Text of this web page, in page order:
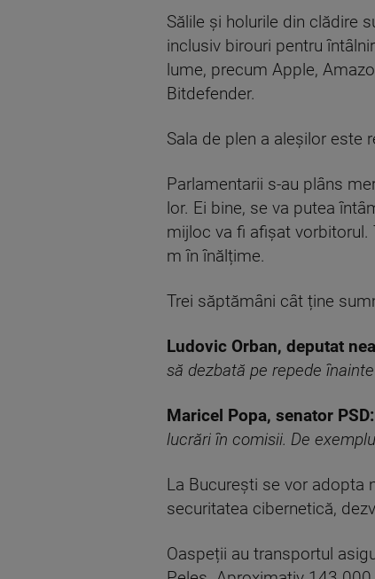
Sălile și holurile din clădire
inclusiv birouri pentru
lume, precum Apple,
Bitdefender.
Sala de plen a aleșilor este
Parlamentarii s-au plâns
lor. Ei bine, se va putea
mijloc va fi afișat vorbitorul.
m în înălțime.
Trei săptămâni cât ține
Ludovic Orban, deputat
să dezbată pe repede
Maricel Popa, senator PSD:
lucrări în comisii. De
La București se vor adopta
securitatea cibernetică,
Oaspeții au transportul